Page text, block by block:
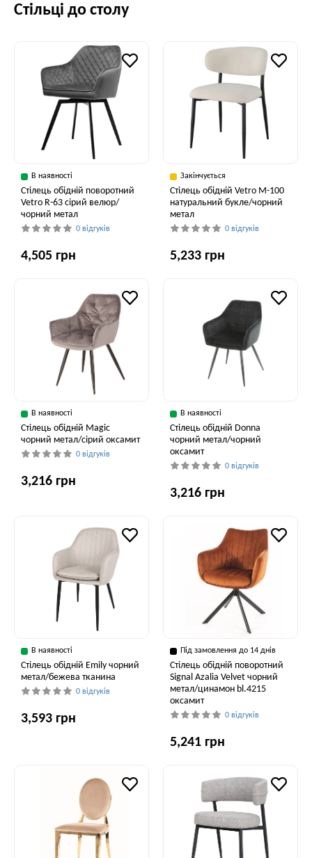
Стільці до столу
В наявності
Стілець обідній поворотний
Vetro R-63 сірий велюр/
чорний метал
0 відгуків
4,505 грн
Закінчується
Стілець обідній Vetro M-100
натуральний букле/чорний
метал
0 відгуків
5,233 грн
В наявності
Стілець обідній Magic
чорний метал/сірий оксамит
0 відгуків
3,216 грн
В наявності
Стілець обідній Donna
чорний метал/чорний
оксамит
0 відгуків
3,216 грн
В наявності
Стілець обідній Emily чорний
метал/бежева тканина
0 відгуків
3,593 грн
Під замовлення до 14 днів
Стілець обідній поворотний
Signal Azalia Velvet чорний
метал/цинамон bl.4215
оксамит
0 відгуків
5,241 грн